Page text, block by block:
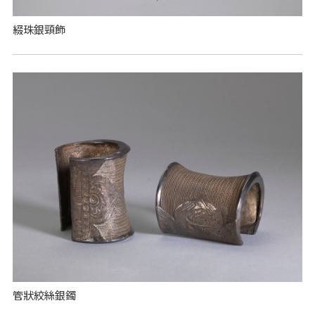
綴珠銀頸飾
管狀絞絲銀鐲